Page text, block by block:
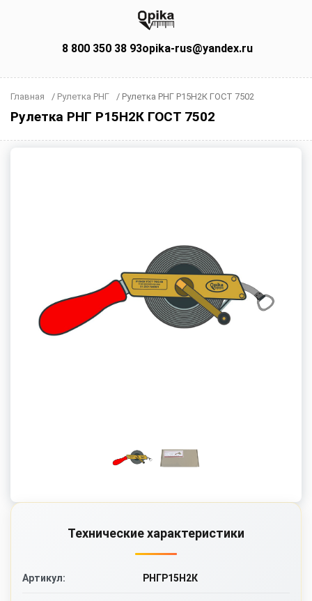
8 800 350 38 93opika-rus@yandex.ru
Главная / Рулетка РНГ / Рулетка РНГ Р15Н2К ГОСТ 7502
Рулетка РНГ Р15Н2К ГОСТ 7502
Технические характеристики
Артикул: РНГР15Н2К